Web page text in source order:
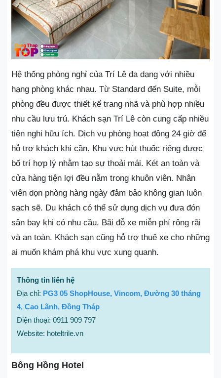
Hệ thống phòng nghỉ của Trí Lê đa dạng với nhiều
hạng phòng khác nhau. Từ Standard đến Suite, mỗi
phòng đều được thiết kế trang nhã và phù hợp nhiều
nhu cầu lưu trú. Khách sạn Trí Lê còn cung cấp nhiều
tiện nghi hữu ích. Dịch vụ phòng hoạt động 24 giờ để
hỗ trợ khách khi cần. Khu vực hút thuốc riêng được
bố trí hợp lý nhằm tạo sự thoải mái. Két an toàn và
cửa hàng tiện lợi đều nằm trong khuôn viên. Nhân
viên dọn phòng hàng ngày đảm bảo không gian luôn
sạch sẽ. Du khách có thể sử dụng dịch vụ đưa đón
sân bay khi có nhu cầu. Bãi đỗ xe miễn phí rộng rãi
và an toàn. Khách sạn cũng hỗ trợ thuê xe cho những
ai muốn khám phá khu vực xung quanh.
Thông tin liên hệ
Địa chỉ: PG3 05 ShopHouse, Vincom, Đường 30 tháng
4, Cao Lãnh, Đồng Tháp
Điện thoại: 0911 909 797
Website: hoteltrile.vn
Bông Hồng Hotel